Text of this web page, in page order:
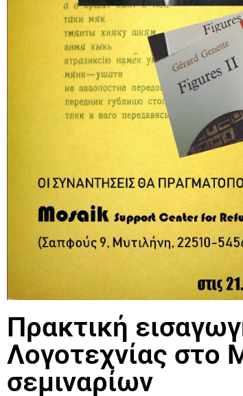
Πρακτική
Λογοτεχνίας στο
σεμιναρίων